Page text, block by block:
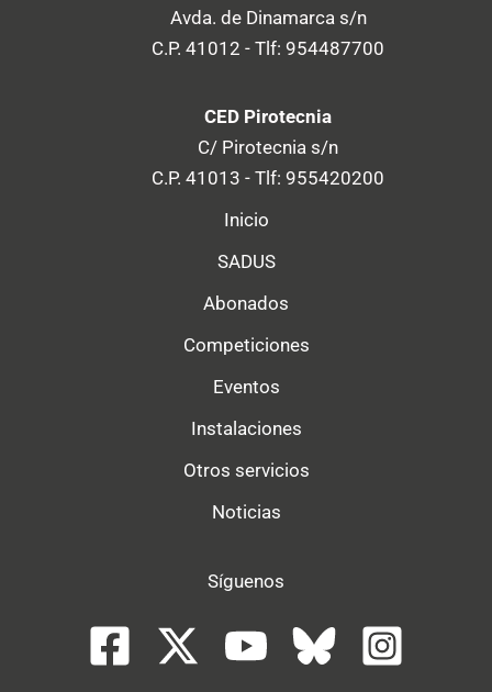
Avda. de Dinamarca s/n
C.P. 41012 - Tlf: 954487700
CED Pirotecnia
C/ Pirotecnia s/n
C.P. 41013 - Tlf: 955420200
Inicio
SADUS
Abonados
Competiciones
Eventos
Instalaciones
Otros servicios
Noticias
Síguenos